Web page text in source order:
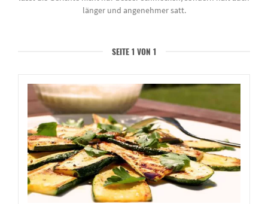
länger und angenehmer satt.
SEITE 1 VON 1